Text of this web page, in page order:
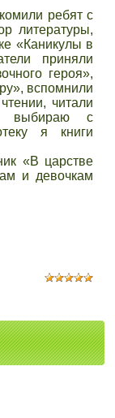
ребят с
литературы,
«Каникулы в
приняли
героя»,
вспомнили
читали
выбираю с
я книги
«В царстве
и девочкам